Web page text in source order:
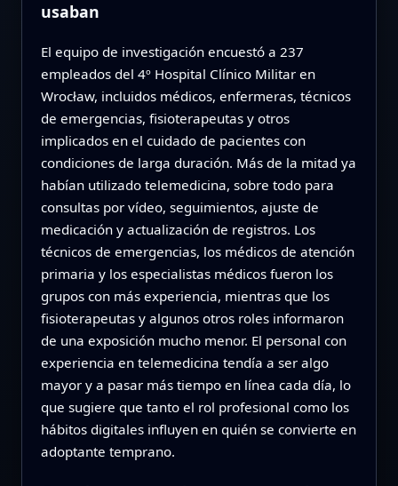
usaban
El equipo de investigación encuestó a 237
empleados del 4º Hospital Clínico Militar en
Wrocław, incluidos médicos, enfermeras, técnicos
de emergencias, fisioterapeutas y otros
implicados en el cuidado de pacientes con
condiciones de larga duración. Más de la mitad ya
habían utilizado telemedicina, sobre todo para
consultas por vídeo, seguimientos, ajuste de
medicación y actualización de registros. Los
técnicos de emergencias, los médicos de atención
primaria y los especialistas médicos fueron los
grupos con más experiencia, mientras que los
fisioterapeutas y algunos otros roles informaron
de una exposición mucho menor. El personal con
experiencia en telemedicina tendía a ser algo
mayor y a pasar más tiempo en línea cada día, lo
que sugiere que tanto el rol profesional como los
hábitos digitales influyen en quién se convierte en
adoptante temprano.